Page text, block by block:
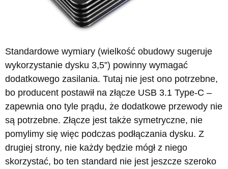
Standardowe wymiary (wielkość obudowy sugeruje
wykorzystanie dysku 3,5”) powinny wymagać
dodatkowego zasilania. Tutaj nie jest ono potrzebne,
bo producent postawił na złącze USB 3.1 Type-C –
zapewnia ono tyle prądu, że dodatkowe przewody nie
są potrzebne. Złącze jest także symetryczne, nie
pomylimy się więc podczas podłączania dysku. Z
drugiej strony, nie każdy będzie mógł z niego
skorzystać, bo ten standard nie jest jeszcze szeroko